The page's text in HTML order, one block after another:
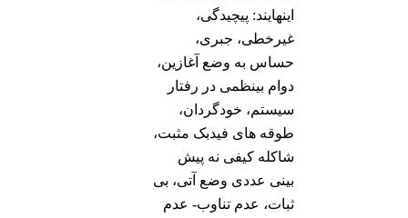
اینهایند: پیچیدگی،
غیرخطی، جبری،
حساس به وضع آغازین،
دوام بینظمی در رفتار
سیستم، خودگردان،
طوقه های فیدبک مثبت،
شاکله کیفی نه پیش
بینی عددی وضع آتی، بی
ثبات، عدم تناوب- عدم